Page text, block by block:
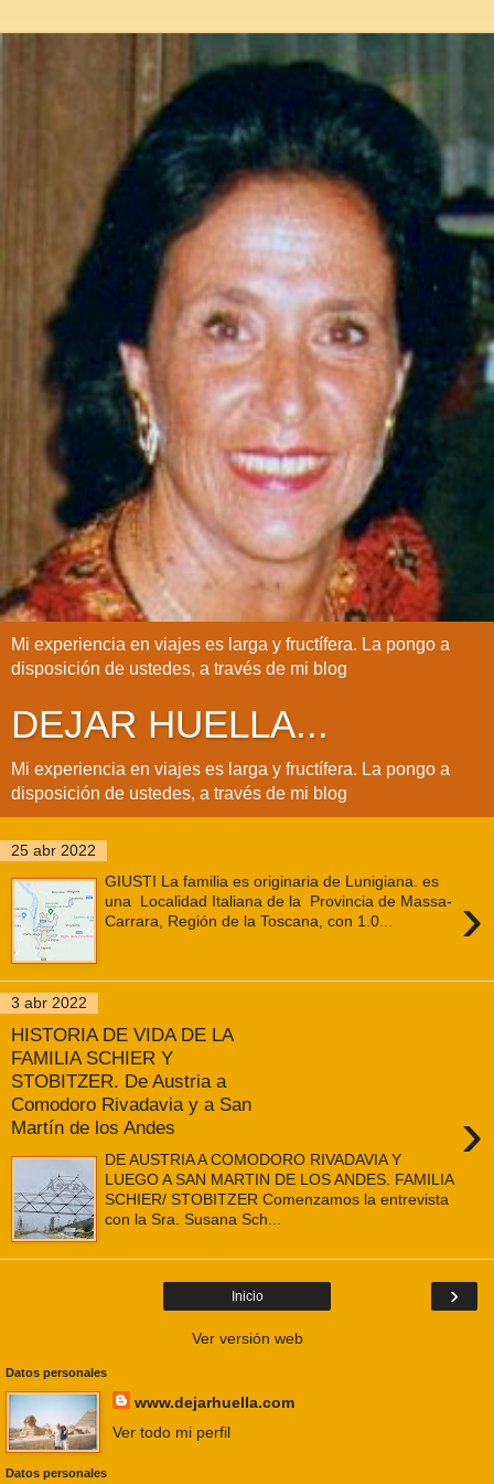
Mi experiencia en viajes es larga y fructífera. La pongo a
disposición de ustedes, a través de mi blog
DEJAR HUELLA...
Mi experiencia en viajes es larga y fructífera. La pongo a
disposición de ustedes, a través de mi blog
25 abr 2022
›
GIUSTI La familia es originaria de Lunigiana. es
una Localidad Italiana de la Provincia de Massa-
Carrara, Región de la Toscana, con 1.0...
3 abr 2022
HISTORIA DE VIDA DE LA
FAMILIA SCHIER Y
STOBITZER. De Austria a
Comodoro Rivadavia y a San
Martín de los Andes
›
DE AUSTRIA A COMODORO RIVADAVIA Y
LUEGO A SAN MARTIN DE LOS ANDES. FAMILIA
SCHIER/ STOBITZER Comenzamos la entrevista
con la Sra. Susana Sch...
›
Inicio
Ver versión web
Datos personales
www.dejarhuella.com
Ver todo mi perfil
Datos personales